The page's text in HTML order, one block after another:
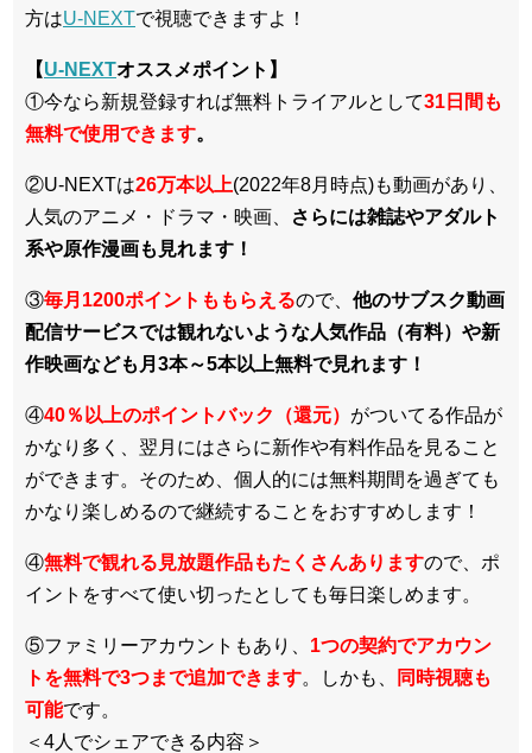
方はU-NEXTで視聴できますよ！
【U-NEXTオススメポイント】
①今なら新規登録すれば無料トライアルとして31日間も
無料で使用できます。
②U-NEXTは26万本以上(2022年8月時点)も動画があり、
人気のアニメ・ドラマ・映画、
さらには雑誌やアダルト
系や原作漫画も見れます！
③毎月1200ポイントももらえるので、 他のサブスク動画
配信サービスでは観れないような人気作品（有料）や新
作映画なども月3本～5本以上無料で見れます！
④40％以上のポイントバック（還元） がついてる作品が
かなり多く、翌月にはさらに新作や有料作品を見ること
ができます。そのため、個人的には無料期間を過ぎても
かなり楽しめるので継続することをおすすめします！
④無料で観れる見放題作品もたくさんありますので、ポ
イントをすべて使い切ったとしても毎日楽しめます。
⑤ファミリーアカウントもあり、 1つの契約でアカウン
トを無料で3つまで追加できます。しかも、
同時視聴も
可能です。
＜4人でシェアできる内容＞